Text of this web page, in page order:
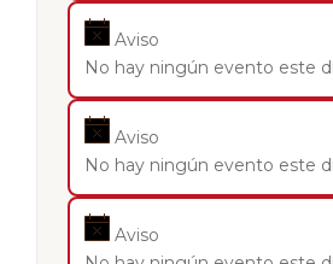
Aviso
No hay ningún evento este
Aviso
No hay ningún evento este
Aviso